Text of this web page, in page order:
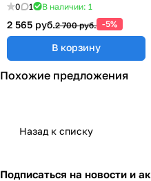
0 1 В наличии: 1
2 565 руб.2 700 руб. -5%
В корзину
Похожие предложения
Назад к списку
Подписаться на новости и